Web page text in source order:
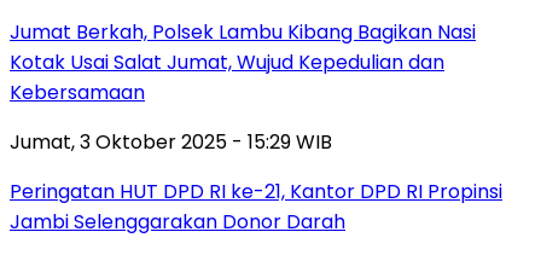
Jumat Berkah, Polsek Lambu Kibang Bagikan Nasi
Kotak Usai Salat Jumat, Wujud Kepedulian dan
Kebersamaan
Jumat, 3 Oktober 2025 - 15:29 WIB
Peringatan HUT DPD RI ke-21, Kantor DPD RI Propinsi
Jambi Selenggarakan Donor Darah